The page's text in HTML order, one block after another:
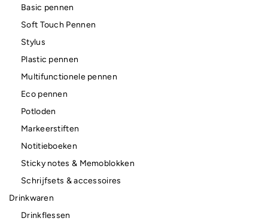
Basic pennen
Soft Touch Pennen
Stylus
Plastic pennen
Multifunctionele pennen
Eco pennen
Potloden
Markeerstiften
Notitieboeken
Sticky notes & Memoblokken
Schrijfsets & accessoires
Drinkwaren
Drinkflessen